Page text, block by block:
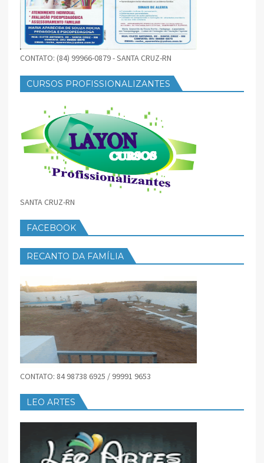
CONTATO: (84) 99966-0879 - SANTA CRUZ-RN
CURSOS PROFISSIONALIZANTES
SANTA CRUZ-RN
FACEBOOK
RECANTO DA FAMÍLIA
CONTATO: 84 98738 6925 / 99991 9653
LEO ARTES